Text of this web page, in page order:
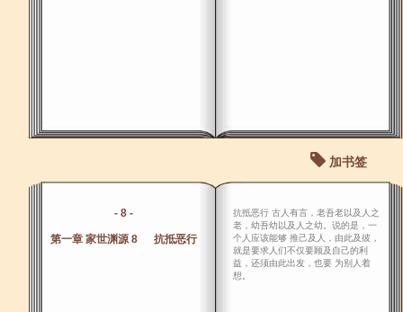
加书签
- 8 -
第一章 家世渊源 8 抗抵恶行
抗抵恶行 古人有言，老吾老以及人之
老，幼吾幼以及人之幼。说的是，一
个人应该能够 推己及人，由此及彼，
就是要求人们不仅要顾及自己的利
益，还须由此出发，也要 为别人着
想。